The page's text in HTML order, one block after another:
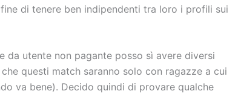
di tenere ben indipendenti tra loro i profili sui
da utente non pagante posso sì avere diversi
questi match saranno solo con ragazze a cui
va bene). Decido quindi di provare qualche